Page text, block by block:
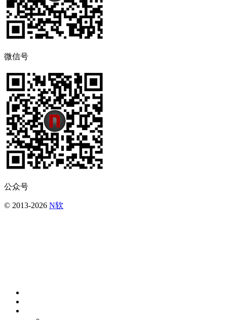
微信号
公众号
© 2013-2026 N软